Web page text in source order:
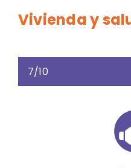
Vivienda y
7/10